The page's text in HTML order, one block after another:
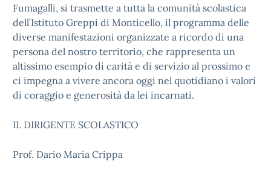
Fumagalli, si trasmette a tutta la comunità scolastica
dell’Istituto Greppi di Monticello, il programma delle
diverse manifestazioni organizzate a ricordo di una
persona del nostro territorio, che rappresenta un
altissimo esempio di carità e di servizio al prossimo e
ci impegna a vivere ancora oggi nel quotidiano i valori
di coraggio e generosità da lei incarnati.
IL DIRIGENTE SCOLASTICO
Prof. Dario Maria Crippa